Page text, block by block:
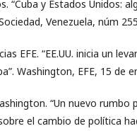
“Cuba y Estados Unidos:
Venezuela, núm
EFE. “EE.UU. inicia un
Washington, EFE, 15 de
“Un nuevo
el cambio de política